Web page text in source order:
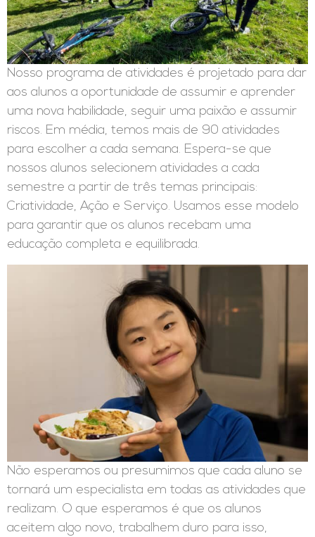
Nosso programa de atividades é projetado para dar
aos alunos a oportunidade de assumir e aprender
uma nova habilidade, seguir uma paixão e assumir
riscos. Em média, temos mais de 90 atividades
para escolher a cada semana. Espera-se que
nossos alunos selecionem atividades a cada
semestre a partir de três temas principais:
Criatividade, Ação e Serviço. Usamos esse modelo
para garantir que os alunos recebam uma
educação completa e equilibrada.
Não esperamos ou presumimos que cada aluno se
tornará um especialista em todas as atividades que
realizam. O que esperamos é que os alunos
aceitem algo novo, trabalhem duro para isso,